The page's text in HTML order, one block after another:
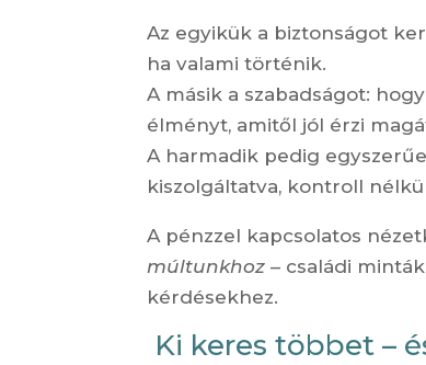
Az egyikük a biztonságot
ha valami történik.
A másik a szabadságot:
élményt, amitől jól érzi
A harmadik pedig
kiszolgáltatva, kontroll
A pénzzel kapcsolatos
múltunkhoz – családi
kérdésekhez.
Ki keres többet –